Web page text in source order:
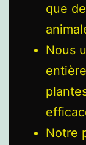
que
Nous
Notre